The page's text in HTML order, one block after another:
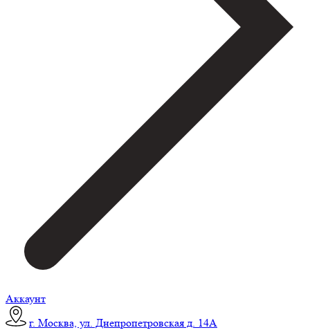
Аккаунт
г. Москва, ул. Днепропетровская д. 14А